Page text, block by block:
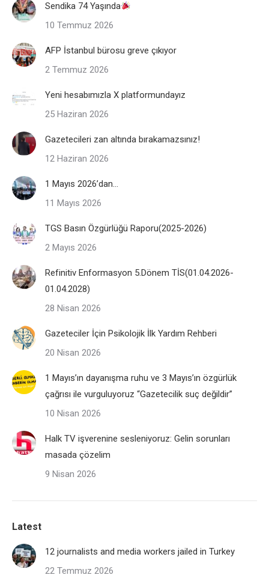
Sendika 74 Yaşında
10 Temmuz 2026
AFP İstanbul bürosu greve çıkıyor
2 Temmuz 2026
Yeni hesabımızla X platformundayız
25 Haziran 2026
Gazetecileri zan altında bırakamazsınız!
12 Haziran 2026
1 Mayıs 2026’dan…
11 Mayıs 2026
TGS Basın Özgürlüğü Raporu(2025-2026)
2 Mayıs 2026
Refinitiv Enformasyon 5.Dönem TİS(01.04.2026-
01.04.2028)
28 Nisan 2026
Gazeteciler İçin Psikolojik İlk Yardım Rehberi
20 Nisan 2026
1 Mayıs’ın dayanışma ruhu ve 3 Mayıs’ın özgürlük
çağrısı ile vurguluyoruz “Gazetecilik suç değildir”
10 Nisan 2026
Halk TV işverenine sesleniyoruz: Gelin sorunları
masada çözelim
9 Nisan 2026
Latest
12 journalists and media workers jailed in Turkey
22 Temmuz 2026